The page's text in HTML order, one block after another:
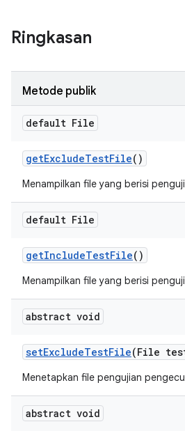
Ringkasan
Metode publik
default File
getExcludeTestFile()
Menampilkan file yang berisi
default File
getIncludeTestFile()
Menampilkan file yang berisi
abstract void
setExcludeTestFile(File
Menetapkan file pengujian
abstract void